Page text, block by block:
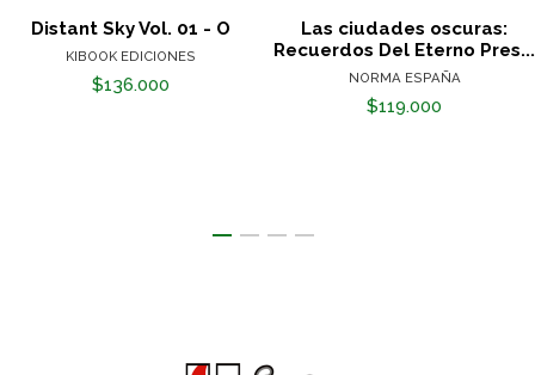
Distant Sky Vol. 01 - O
KIBOOK EDICIONES
$136.000
Las ciudades oscuras:
Recuerdos Del Eterno Pres...
NORMA ESPAÑA
$119.000